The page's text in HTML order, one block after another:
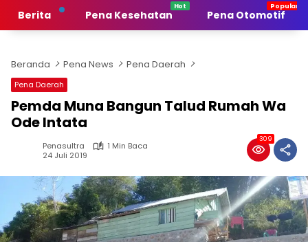
Berita Pena Kesehatan Pena Otomotif
Beranda Pena News Pena Daerah
Pena Daerah
Pemda Muna Bangun Talud Rumah Wa
Ode Intata
Penasultra
1 Min Baca
24 Juli 2019
309